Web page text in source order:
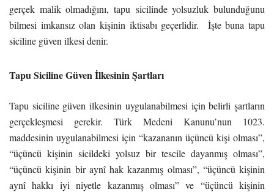
gerçek malik olmadığını, tapu sicilindeyolsuzluk bulunduğunu
bilmesi imkansız olan kişinin iktisabı geçerlidir. İşte buna tapu
siciline güven ilkesi denir.
Tapu Siciline Güven İlkesinin Şartları
Tapu siciline güven ilkesinin uygulanabilmesi için belirli şartların
gerçekleşmesi gerekir. Türk Medeni Kanunu’nun 1023.
maddesinin uygulanabilmesi için “kazananın üçüncü kişi olması”,
“üçüncü kişinin sicildeki yolsuz bir tescile dayanmış olması”,
“üçüncü kişinin bir aynî hak kazanmış olması”, “üçüncü kişinin
aynî hakkı iyi niyetle kazanmış olması” ve “üçüncü kişinin